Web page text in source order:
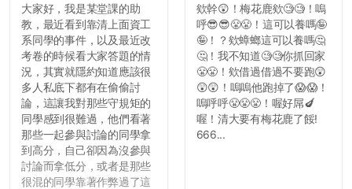
大家好，我是某堂課的助
教，最近看到靠清上面資工
系同學的事件，以及最近改
考卷的時候看大家答題的情
況，其實就隱約知道應該很
多人私底下都有在偷偷討
論，這讓我對那些守規矩的
同學感到很難過，他們看著
那些一起參與討論的同學拿
到高分，自己卻因為沒參與
討論而拿低分，或者是那些
很混的同學靠著作弊過了這
欸幹😲！梅花鹿欸🧐🧐！嗚
呼😎😎😤😤！這可以養嗎🤪
🤪！？欸蟑螂這可以養嗎🤔
🤔！我不知道🧐🧐你抓回家
😤😤！欸借過借過不要跑😲
😲😲！嗚嗚他跑掉了😱😱！
嗚呼呼😤😤😤！喔好屌🍆
喔！清大要有梅花鹿了餒!
666...